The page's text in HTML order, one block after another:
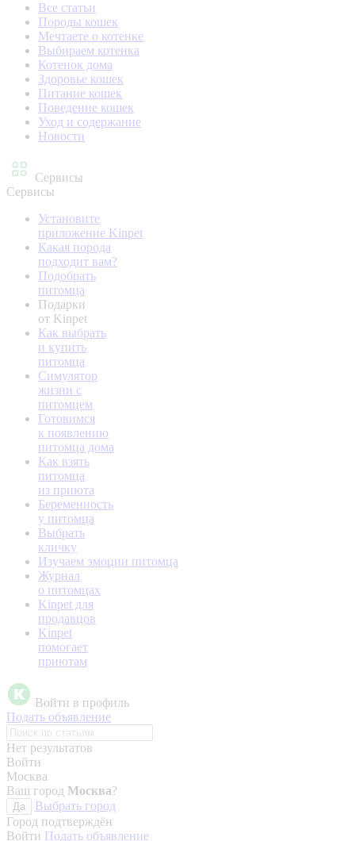
Все статьи
Породы кошек
Мечтаете о котенке
Выбираем котенка
Котенок дома
Здоровье кошек
Питание кошек
Поведение кошек
Уход и содержание
Новости
Сервисы
Сервисы
Установите
приложение Kinpet
Какая порода
подходит вам?
Подобрать
питомца
Подарки
от Kinpet
Как выбрать
и купить
питомца
Симулятор
жизни с
питомцем
Готовимся
к появлению
питомца дома
Как взять
питомца
из приюта
Беременность
у питомца
Выбрать
кличку
Изучаем эмоции питомца
Журнал
о питомцах
Kinpet для
продавцов
Kinpet
помогает
приютам
Войти в профиль
Подать объявление
Нет результатов
Войти
Москва
Ваш город Москва?
Да
Выбрать город
Город подтверждён
Войти Подать объявление